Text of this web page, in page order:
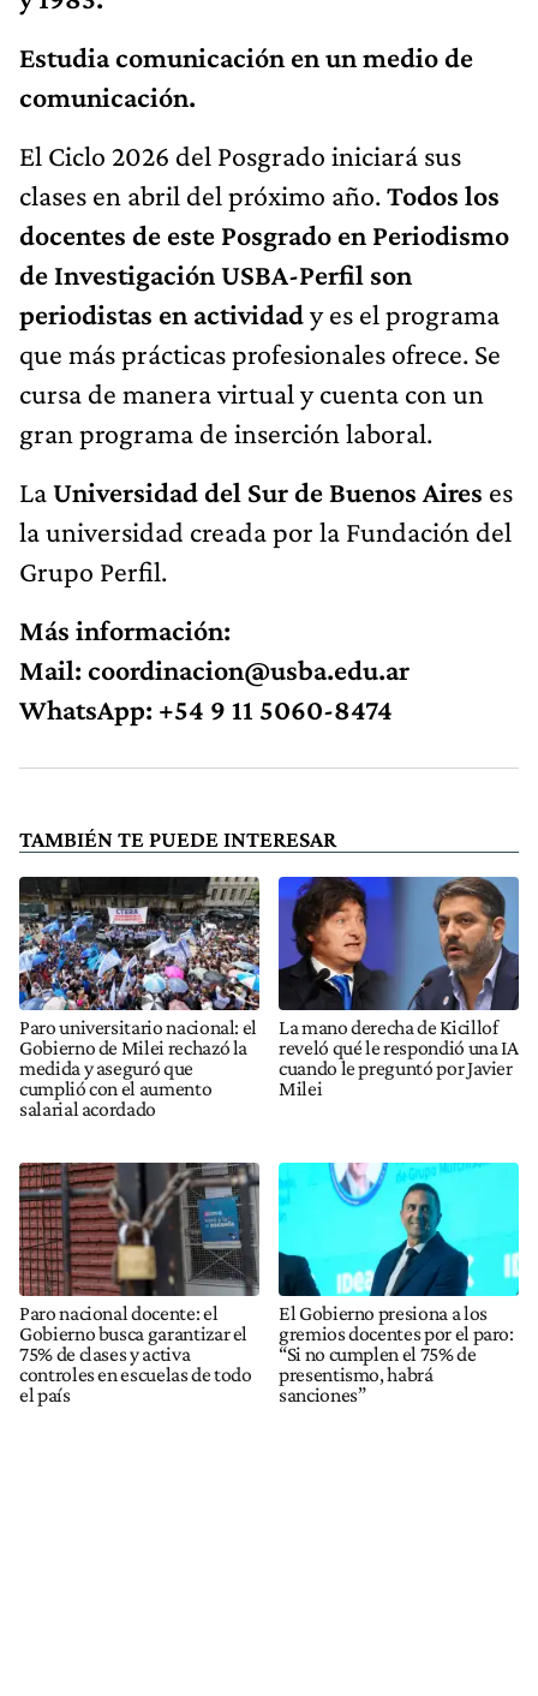
Estudia comunicación en un medio de
comunicación.
El Ciclo 2026 del Posgrado iniciará sus
clases en abril del próximo año.Todos los
docentes de este Posgrado en Periodismo
de Investigación USBA-Perfil son
periodistas en actividady es el programa
que más prácticas profesionales ofrece. Se
cursa de manera virtual y cuenta con un
gran programa de inserción laboral.
LaUniversidad del Sur de Buenos Aires es
la universidad creada por la Fundación del
Grupo Perfil.
Más información:
Mail: coordinacion@usba.edu.ar
WhatsApp: +54 9 11 5060-8474
TAMBIÉN TE PUEDE INTERESAR
Paro universitario nacional: el
Gobierno de Milei rechazó la
medida y aseguró que
cumplió con el aumento
salarial acordado
La mano derecha de Kicillof
reveló qué le respondió una IA
cuando le preguntó por Javier
Milei
Paro nacional docente: el
Gobierno busca garantizar el
75% de clases y activa
controles en escuelas de todo
el país
El Gobierno presiona a los
gremios docentes por el paro:
“Si no cumplen el 75% de
presentismo, habrá
sanciones”